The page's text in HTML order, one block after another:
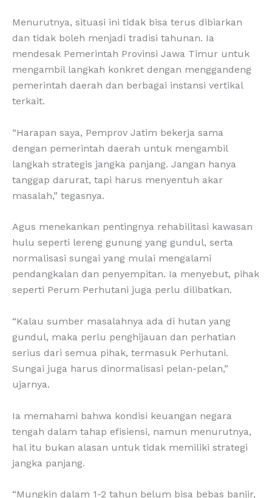
Menurutnya, situasi ini tidak bisa terus dibiarkan
dan tidak boleh menjadi tradisi tahunan. Ia
mendesak Pemerintah Provinsi Jawa Timur untuk
mengambil langkah konkret dengan menggandeng
pemerintah daerah dan berbagai instansi vertikal
terkait.
“Harapan saya, Pemprov Jatim bekerja sama
dengan pemerintah daerah untuk mengambil
langkah strategis jangka panjang. Jangan hanya
tanggap darurat, tapi harus menyentuh akar
masalah,” tegasnya.
Agus menekankan pentingnya rehabilitasi kawasan
hulu seperti lereng gunung yang gundul, serta
normalisasi sungai yang mulai mengalami
pendangkalan dan penyempitan. Ia menyebut, pihak
seperti Perum Perhutani juga perlu dilibatkan.
“Kalau sumber masalahnya ada di hutan yang
gundul, maka perlu penghijauan dan perhatian
serius dari semua pihak, termasuk Perhutani.
Sungai juga harus dinormalisasi pelan-pelan,”
ujarnya.
Ia memahami bahwa kondisi keuangan negara
tengah dalam tahap efisiensi, namun menurutnya,
hal itu bukan alasan untuk tidak memiliki strategi
jangka panjang.
“Mungkin dalam 1-2 tahun belum bisa bebas banjir,